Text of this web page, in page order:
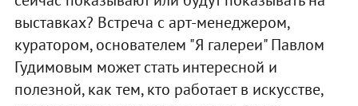
выставках? Встреча с арт-менеджером,
куратором, основателем "Я галереи" Павлом
Гудимовым может стать интересной и
полезной, как тем, кто работает в искусстве,